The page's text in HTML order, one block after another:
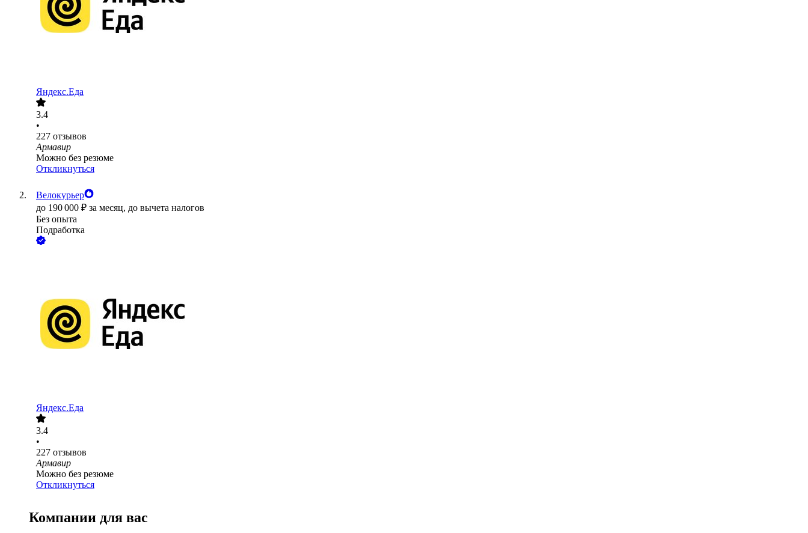
Яндекс.Еда
3.4
•
227 отзывов
Армавир
Можно без резюме
Откликнуться
Велокурьер
до 190 000 ₽ за месяц, до вычета налогов
Без опыта
Подработка
Яндекс.Еда
3.4
•
227 отзывов
Армавир
Можно без резюме
Откликнуться
Компании для вас